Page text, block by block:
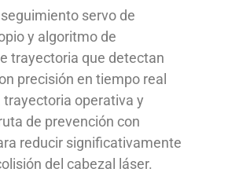
servo de
y algoritmo de
trayectoria que detectan
precisión en tiempo real
trayectoria operativa y
de prevención con
reducir significativamente
del cabezal láser.